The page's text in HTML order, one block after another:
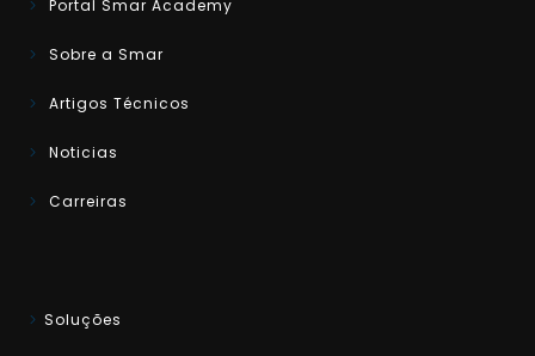
Portal Smar Academy
Sobre a Smar
Artigos Técnicos
Noticias
Carreiras
Soluções